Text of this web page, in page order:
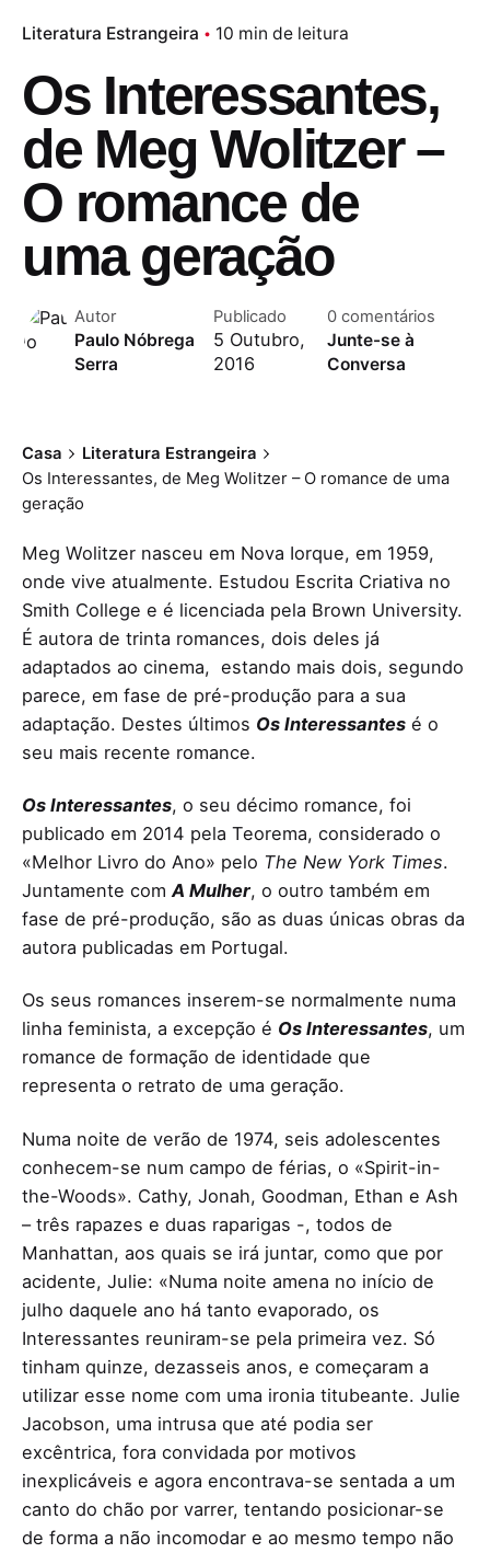
Literatura Estrangeira 10 min de leitura
Os Interessantes,
de Meg Wolitzer –
O romance de
uma geração
Autor
Paulo Nóbrega
Serra
Publicado
5 Outubro,
2016
0 comentários
Junte-se à
Conversa
Casa
Literatura Estrangeira
Os Interessantes, de Meg Wolitzer – O romance de uma
geração
Meg Wolitzer nasceu em Nova Iorque, em 1959,
onde vive atualmente. Estudou Escrita Criativa no
Smith College e é licenciada pela Brown University.
É autora de trinta romances, dois deles já
adaptados ao cinema, estando mais dois, segundo
parece, em fase de pré-produção para a sua
adaptação. Destes últimos Os Interessantes é o
seu mais recente romance.
Os Interessantes, o seu décimo romance, foi
publicado em 2014 pela Teorema, considerado o
«Melhor Livro do Ano» pelo The New York Times.
Juntamente comA Mulher, o outro também em
fase de pré-produção, são as duas únicas obras da
autora publicadas em Portugal.
Os seus romances inserem-se normalmente numa
linha feminista, a excepção é Os Interessantes, um
romance de formação de identidade que
representa o retrato de uma geração.
Numa noite de verão de 1974, seis adolescentes
conhecem-se num campo de férias, o «Spirit-in-
the-Woods». Cathy, Jonah, Goodman, Ethan e Ash
– três rapazes e duas raparigas -, todos de
Manhattan, aos quais se irá juntar, como que por
acidente, Julie: «Numa noite amena no início de
julho daquele ano há tanto evaporado, os
Interessantes reuniram-se pela primeira vez. Só
tinham quinze, dezasseis anos, e começaram a
utilizar esse nome com uma ironia titubeante. Julie
Jacobson, uma intrusa que até podia ser
excêntrica, fora convidada por motivos
inexplicáveis e agora encontrava-se sentada a um
canto do chão por varrer, tentando posicionar-se
de forma a não incomodar e ao mesmo tempo não